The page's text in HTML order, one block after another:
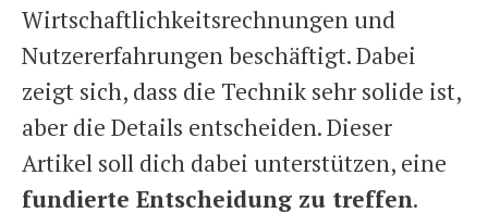
Wirtschaftlichkeitsrechnungen und
Nutzererfahrungen beschäftigt. Dabei
zeigt sich, dass die Technik sehr solide ist,
aber die Details entscheiden. Dieser
Artikel soll dich dabei unterstützen, eine
fundierte Entscheidung zu treffen.